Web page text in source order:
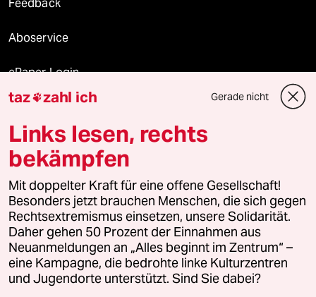
Feedback
Aboservice
ePaper Login
Downloads für Abonnierende
© 2026 taz Verlags und Vertriebs GmbH
Alle Rechte vorbehalten. Bei rechtlichen Fragen oder für Genehmigungen
wenden Sie sich bitte an lizenzen@taz.de
Feedback Redaktionsstatut Kommune-Richtlinien
Leitlinie Informant Datenschutz Impressum AGB
taz zahl ich Gerade nicht
Links lesen, rechts
bekämpfen
Mit doppelter Kraft für eine offene Gesellschaft!
Besonders jetzt brauchen Menschen, die sich gegen
Rechtsextremismus einsetzen, unsere Solidarität.
Daher gehen 50 Prozent der Einnahmen aus
Neuanmeldungen an „Alles beginnt im Zentrum“ –
eine Kampagne, die bedrohte linke Kulturzentren
und Jugendorte unterstützt. Sind Sie dabei?